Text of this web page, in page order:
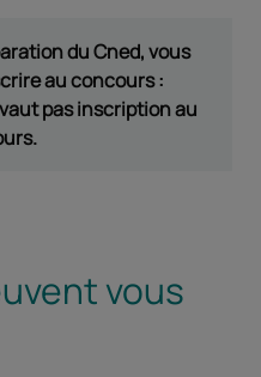
du Cned, vous
au concours :
pas inscription au
vous